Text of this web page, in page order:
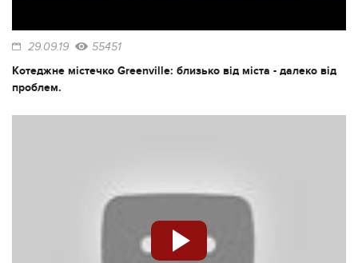
29.09.19 55451
Котеджне містечко Greenville: близько від міста - далеко від
проблем.